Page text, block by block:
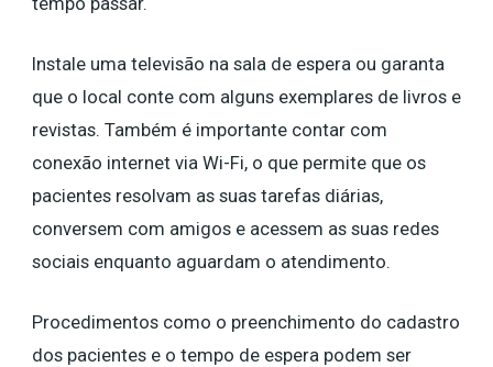
Instale uma televisão na sala de espera ou garanta
que o local conte com alguns exemplares de livros e
revistas. Também é importante contar com
conexão internet via Wi-Fi, o que permite que os
pacientes resolvam as suas tarefas diárias,
conversem com amigos e acessem as suas redes
sociais enquanto aguardam o atendimento.
Procedimentos como o preenchimento do cadastro
dos pacientes e o tempo de espera podem ser